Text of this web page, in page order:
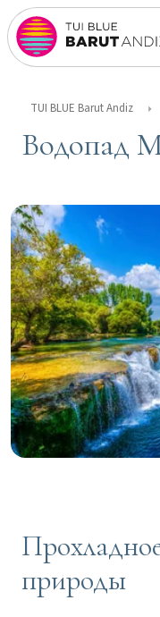
TUI BLUE Barut Andiz
Водопад
природы